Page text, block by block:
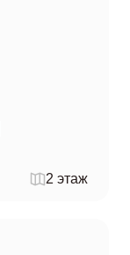
2 этаж